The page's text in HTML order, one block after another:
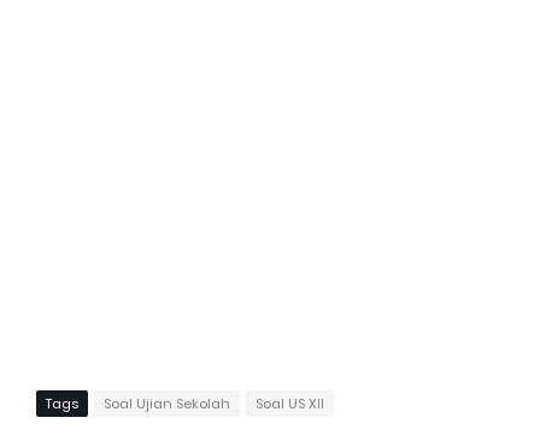
Tags Soal Ujian Sekolah Soal US XII